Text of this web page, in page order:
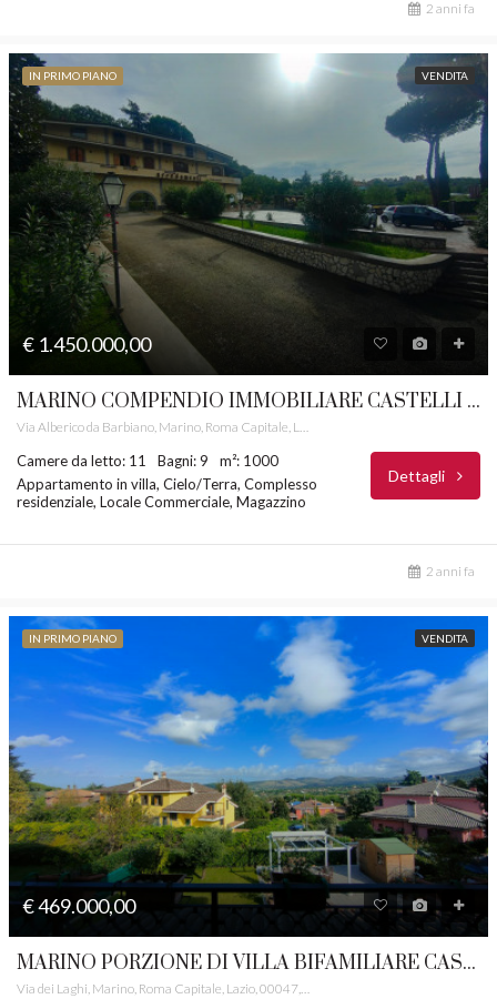
2 anni fa
IN PRIMO PIANO VENDITA
€ 1.450.000,00
MARINO COMPENDIO IMMOBILIARE CASTELLI ROMANI RIF. 38
Camere da letto: 11 Bagni: 9
m²: 1000
Appartamento in villa, Cielo/Terra, Complesso
residenziale, Locale Commerciale, Magazzino
Dettagli
2 anni fa
IN PRIMO PIANO VENDITA
€ 469.000,00
MARINO PORZIONE DI VILLA BIFAMILIARE CASTELLI ROMANI RIF. 3
Via dei Laghi, Marino, Roma Capitale, Lazio, 00047, Italia